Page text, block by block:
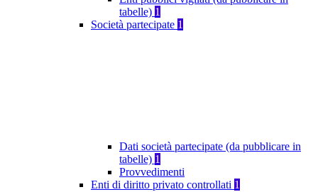
tabelle) 1
Società partecipate 1
Dati società partecipate (da pubblicare in
tabelle) 1
Provvedimenti
Enti di diritto privato controllati 1